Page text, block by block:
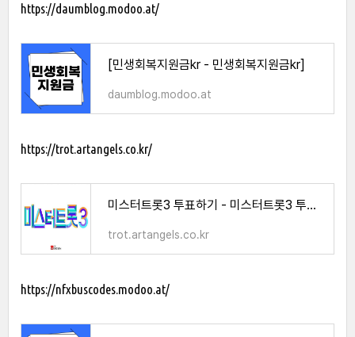
https://daumblog.modoo.at/
[민생회복지원금kr - 민생회복지원금kr]
daumblog.modoo.at
https://trot.artangels.co.kr/
미스터트롯3 투표하기 - 미스터트롯3 투표방법
trot.artangels.co.kr
https://nfxbuscodes.modoo.at/